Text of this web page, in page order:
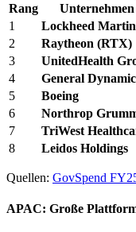
Rang
Unternehmen
1
Lockheed Martin
2
Raytheon (RTX)
3
UnitedHealth
4
General
5
Boeing
6
Northrop
7
TriWest
8
Leidos Holdings
Quellen: GovSpend
APAC: Große